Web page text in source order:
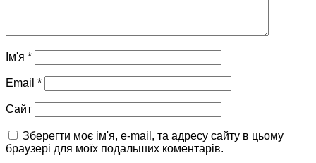
Ім'я *
Email *
Сайт
Зберегти моє ім'я, e-mail, та адресу сайту в цьому
браузері для моїх подальших коментарів.